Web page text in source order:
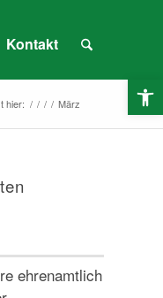
Kontakt
hier: / / / / März
ehrenamtlich